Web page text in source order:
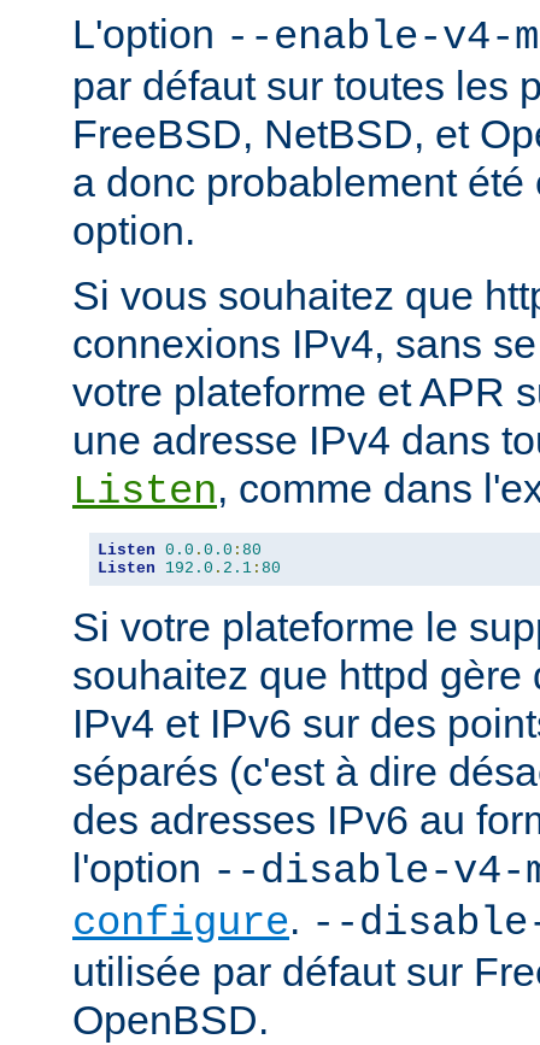
L'option --enable-v4-
par défaut sur toutes les
FreeBSD, NetBSD, et
a donc probablement
option.
Si vous souhaitez que
connexions IPv4, sans
votre plateforme et APR
une adresse IPv4 dans
Listen, comme dans
Listen 0.0 . 0.0 : 80
Listen
192.0 . 2.1 : 80
Si votre plateforme le
souhaitez que httpd gère
IPv4 et IPv6 sur des
séparés (c'est à dire
des adresses IPv6 au
l'option --disable-v4-
configure. --disable-
utilisée par défaut sur
OpenBSD.